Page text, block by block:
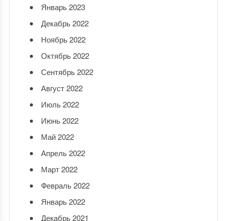
Январь 2023
Декабрь 2022
Ноябрь 2022
Октябрь 2022
Сентябрь 2022
Август 2022
Июль 2022
Июнь 2022
Май 2022
Апрель 2022
Март 2022
Февраль 2022
Январь 2022
Декабрь 2021